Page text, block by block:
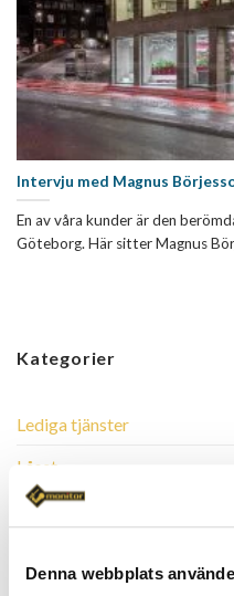
Denna webbplats
Intervju med Magnus
En av våra kunder är den
Göteborg. Här sitter Magnus
Kategorier
Lediga tjänster
Låset
Företag